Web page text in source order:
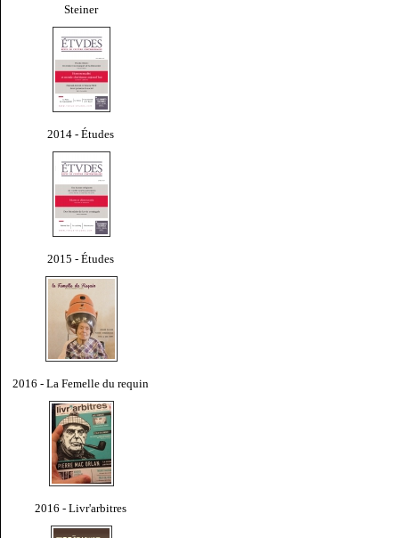
Steiner
2014 - Études
2015 - Études
2016 - La Femelle du requin
2016 - Livr'arbitres